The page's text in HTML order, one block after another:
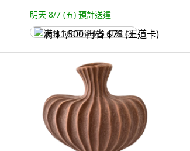
明天 8/7 (五) 預計送達
满 $1,500 再省 $75 (王道卡)